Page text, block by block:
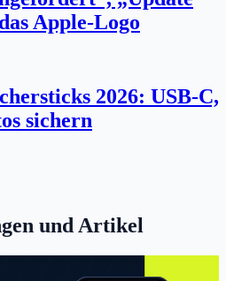
Apple-Logo
2026: USB-C,
sichern
und Artikel